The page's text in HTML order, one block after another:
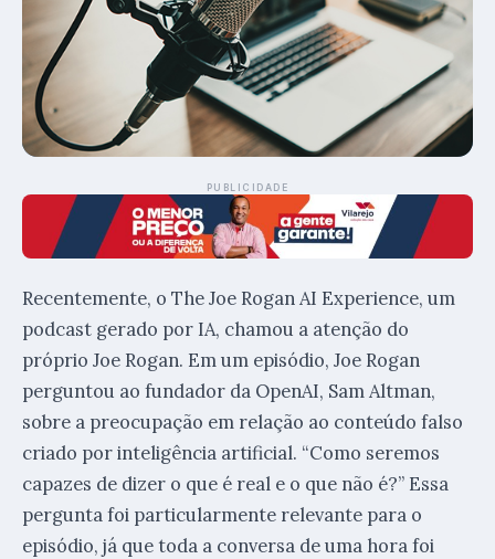
PUBLICIDADE
Recentemente, o The Joe Rogan AI Experience, um
podcast gerado por IA, chamou a atenção do
próprio Joe Rogan. Em um episódio, Joe Rogan
perguntou ao fundador da OpenAI, Sam Altman,
sobre a preocupação em relação ao conteúdo falso
criado por inteligência artificial. “Como seremos
capazes de dizer o que é real e o que não é?” Essa
pergunta foi particularmente relevante para o
episódio, já que toda a conversa de uma hora foi